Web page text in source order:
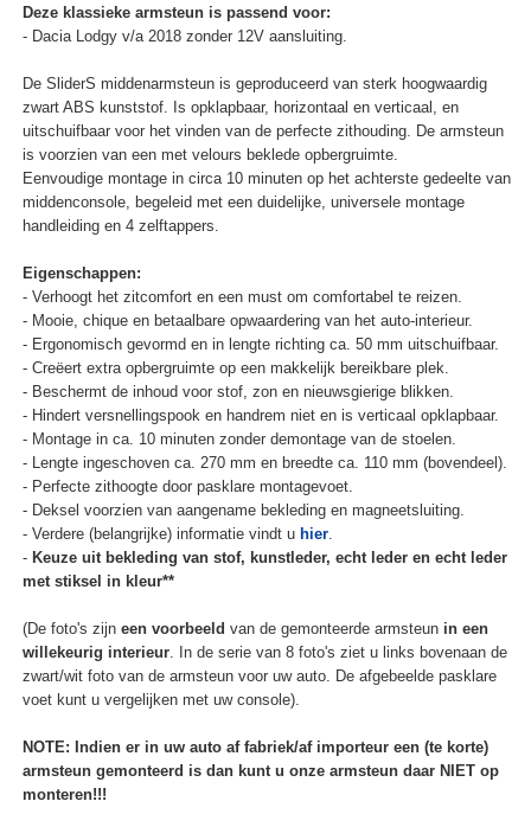
Deze klassieke armsteun is passend voor:
- Dacia Lodgy v/a 2018 zonder 12V aansluiting.
De SliderS middenarmsteun is geproduceerd van sterk hoogwaardig
zwart ABS kunststof. Is opklapbaar, horizontaal en verticaal, en
uitschuifbaar voor het vinden van de perfecte zithouding. De armsteun
is voorzien van een met velours beklede opbergruimte.
Eenvoudige montage in circa 10 minuten op het achterste gedeelte van
middenconsole, begeleid met een duidelijke, universele montage
handleiding en 4 zelftappers.
Eigenschappen:
- Verhoogt het zitcomfort en een must om comfortabel te reizen.
- Mooie, chique en betaalbare opwaardering van het auto-interieur.
- Ergonomisch gevormd en in lengte richting ca. 50 mm uitschuifbaar.
- Creëert extra opbergruimte op een makkelijk bereikbare plek.
- Beschermt de inhoud voor stof, zon en nieuwsgierige blikken.
- Hindert versnellingspook en handrem niet en is verticaal opklapbaar.
- Montage in ca. 10 minuten zonder demontage van de stoelen.
- Lengte ingeschoven ca. 270 mm en breedte ca. 110 mm (bovendeel).
- Perfecte zithoogte door pasklare montagevoet.
- Deksel voorzien van aangename bekleding en magneetsluiting.
- Verdere (belangrijke) informatie vindt u hier.
- Keuze uit bekleding van stof, kunstleder, echt leder en echt leder
met stiksel in kleur**
(De foto's zijn een voorbeeld van de gemonteerde armsteun in een
willekeurig interieur. In de serie van 8 foto's ziet u links bovenaan de
zwart/wit foto van de armsteun voor uw auto. De afgebeelde pasklare
voet kunt u vergelijken met uw console).
NOTE: Indien er in uw auto af fabriek/af importeur een (te korte)
armsteun gemonteerd is dan kunt u onze armsteun daar NIET op
monteren!!!